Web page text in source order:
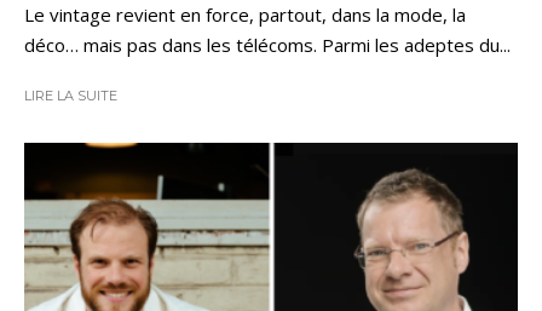
Le vintage revient en force, partout, dans la mode, la
déco… mais pas dans les télécoms. Parmi les adeptes du...
LIRE LA SUITE